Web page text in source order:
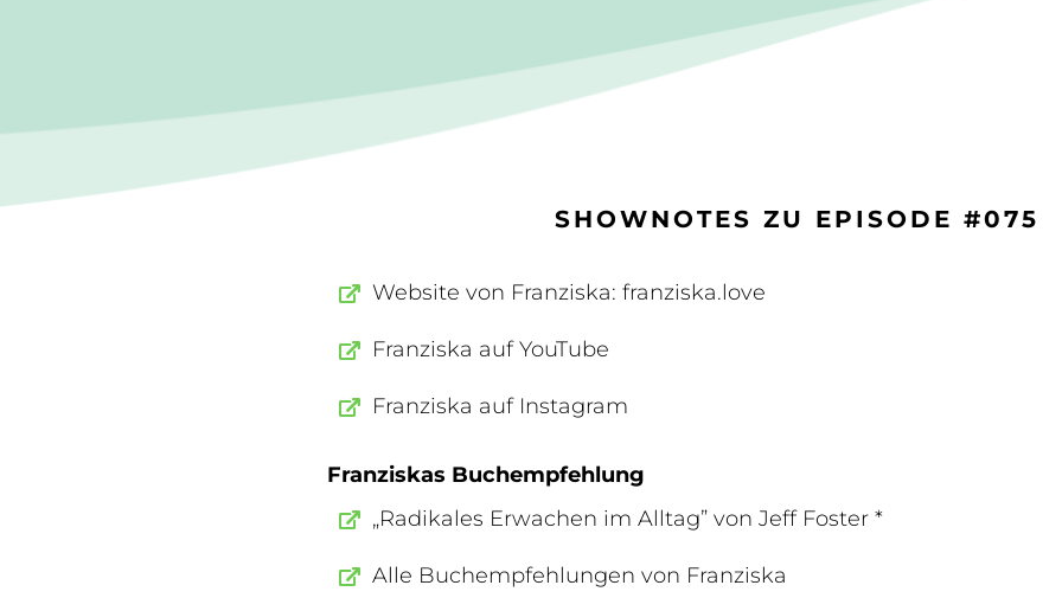
SHOWNOTES ZU EPISODE #075
Website von Franziska: franziska.love
Franziska auf YouTube
Franziska auf Instagram
Franziskas Buchempfehlung
„Radikales Erwachen im Alltag” von Jeff Foster *
Alle Buchempfehlungen von Franziska